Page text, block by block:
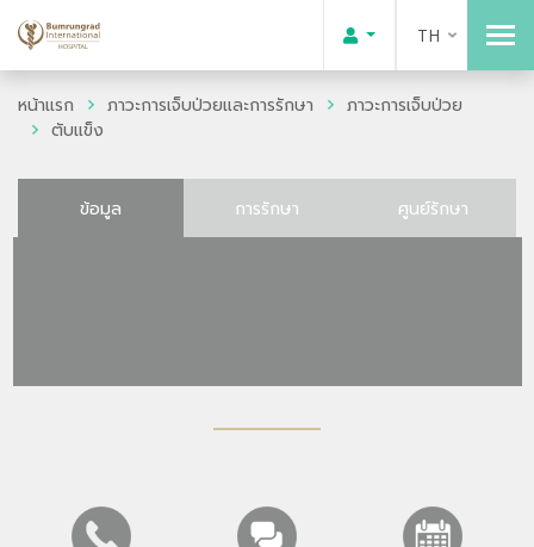
TH
หน้าแรก ภาวะการเจ็บป่วยและการรักษา
ภาวะการเจ็บป่วย
ตับแข็ง
ข้อมูล การรักษา ศูนย์รักษา